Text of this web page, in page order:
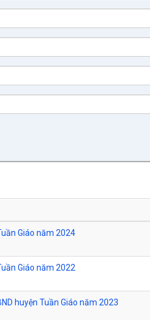
Giáo năm 2024
Giáo năm 2022
huyện Tuần Giáo năm 2023